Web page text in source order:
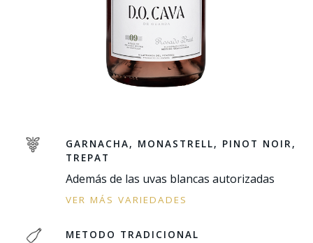
GARNACHA, MONASTRELL, PINOT NOIR,
TREPAT
Además de las uvas blancas autorizadas
VER MÁS VARIEDADES
METODO TRADICIONAL